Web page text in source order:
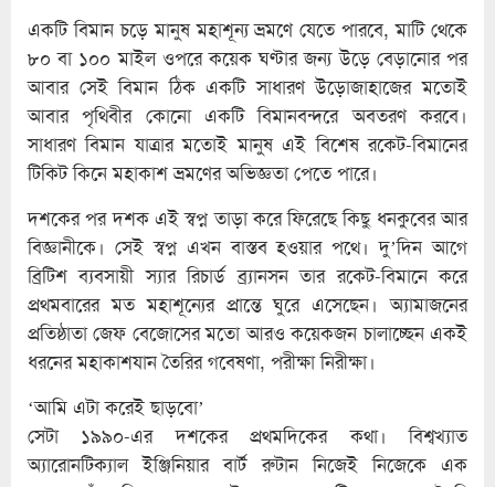
একটি বিমান চড়ে মানুষ মহাশূন্য ভ্রমণে যেতে পারবে, মাটি থেকে
৮০ বা ১০০ মাইল ওপরে কয়েক ঘণ্টার জন্য উড়ে বেড়ানোর পর
আবার সেই বিমান ঠিক একটি সাধারণ উড়োজাহাজের মতোই
আবার পৃথিবীর কোনো একটি বিমানবন্দরে অবতরণ করবে।
সাধারণ বিমান যাত্রার মতোই মানুষ এই বিশেষ রকেট-বিমানের
টিকিট কিনে মহাকাশ ভ্রমণের অভিজ্ঞতা পেতে পারে।
দশকের পর দশক এই স্বপ্ন তাড়া করে ফিরেছে কিছু ধনকুবের আর
বিজ্ঞানীকে। সেই স্বপ্ন এখন বাস্তব হওয়ার পথে। দু’দিন আগে
ব্রিটিশ ব্যবসায়ী স্যার রিচার্ড ব্র্যানসন তার রকেট-বিমানে করে
প্রথমবারের মত মহাশূন্যের প্রান্তে ঘুরে এসেছেন। অ্যামাজনের
প্রতিষ্ঠাতা জেফ বেজোসের মতো আরও কয়েকজন চালাচ্ছেন একই
ধরনের মহাকাশযান তৈরির গবেষণা, পরীক্ষা নিরীক্ষা।
‘আমি এটা করেই ছাড়বো’
সেটা ১৯৯০-এর দশকের প্রথমদিকের কথা। বিশ্বখ্যাত
অ্যারোনটিক্যাল ইঞ্জিনিয়ার বার্ট রুটান নিজেই নিজেকে এক